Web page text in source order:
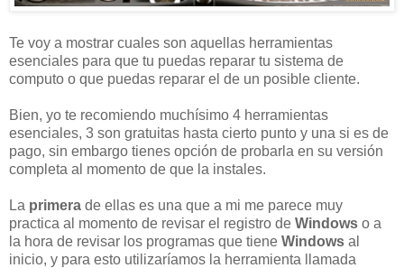
Te voy a mostrar cuales son aquellas herramientas
esenciales para que tu puedas reparar tu sistema de
computo o que puedas reparar el de un posible cliente.
Bien, yo te recomiendo muchísimo 4 herramientas
esenciales, 3 son gratuitas hasta cierto punto y una si es de
pago, sin embargo tienes opción de probarla en su versión
completa al momento de que la instales.
La primera de ellas es una que a mi me parece muy
practica al momento de revisar el registro de Windows o a
la hora de revisar los programas que tiene Windows al
inicio, y para esto utilizaríamos la herramienta llamada